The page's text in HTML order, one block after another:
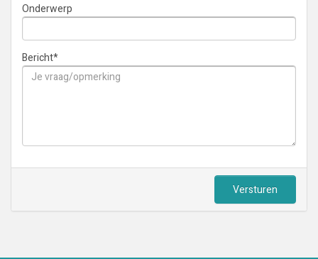
Onderwerp
Bericht*
Versturen